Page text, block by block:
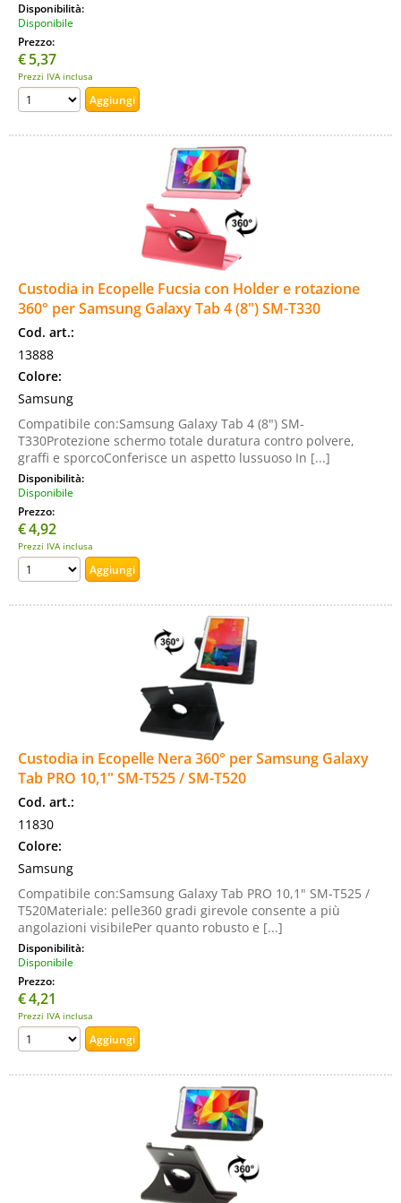
Disponibilità:
Disponibile
Prezzo:
€5,37
Prezzi IVA inclusa
Custodia in Ecopelle Fucsia con Holder e rotazione
360° per Samsung Galaxy Tab 4 (8") SM-T330
Cod. art.:
13888
Colore:
Samsung
Compatibile con:Samsung Galaxy Tab 4 (8") SM-
T330Protezione schermo totale duratura contro polvere,
graffi e sporcoConferisce un aspetto lussuoso In [...]
Disponibilità:
Disponibile
Prezzo:
€4,92
Prezzi IVA inclusa
Custodia in Ecopelle Nera 360° per Samsung Galaxy
Tab PRO 10,1" SM-T525 / SM-T520
Cod. art.:
11830
Colore:
Samsung
Compatibile con:Samsung Galaxy Tab PRO 10,1" SM-T525 /
T520Materiale: pelle360 gradi girevole consente a più
angolazioni visibilePer quanto robusto e [...]
Disponibilità:
Disponibile
Prezzo:
€4,21
Prezzi IVA inclusa